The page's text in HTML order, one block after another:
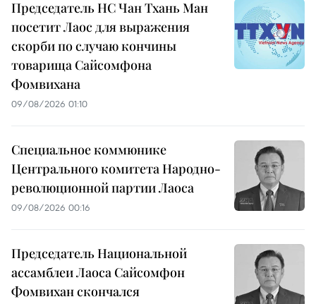
Председатель НС Чан Тхань Ман
посетит Лаос для выражения
скорби по случаю кончины
товарища Сайсомфона
Фомвихана
09/08/2026 01:10
Специальное коммюнике
Центрального комитета Народно-
революционной партии Лаоса
09/08/2026 00:16
Председатель Национальной
ассамблеи Лаоса Сайсомфон
Фомвихан скончался